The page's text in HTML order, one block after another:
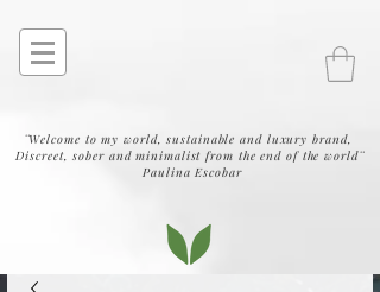
¨Welcome to my world, sustainable and luxury brand,
Discreet, sober and minimalist from the end of the world¨
Paulina Escobar